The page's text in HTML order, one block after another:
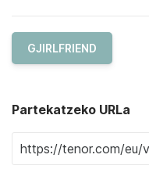
GJIRLFRIEND
Partekatzeko URLa